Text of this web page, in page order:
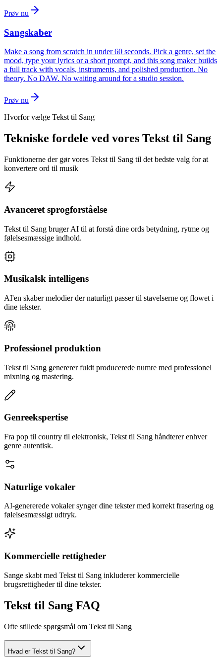
Prøv nu
Sangskaber
Make a song from scratch in under 60 seconds. Pick a genre, set the
mood, type your lyrics or a short prompt, and this song maker builds
a full track with vocals, instruments, and polished production. No
theory. No DAW. No waiting around for a studio session.
Prøv nu
Hvorfor vælge Tekst til Sang
Tekniske fordele ved vores Tekst til Sang
Funktionerne der gør vores Tekst til Sang til det bedste valg for at
konvertere ord til musik
Avanceret sprogforståelse
Tekst til Sang bruger AI til at forstå dine ords betydning, rytme og
følelsesmæssige indhold.
Musikalsk intelligens
AI'en skaber melodier der naturligt passer til stavelserne og flowet i
dine tekster.
Professionel produktion
Tekst til Sang genererer fuldt producerede numre med professionel
mixning og mastering.
Genreekspertise
Fra pop til country til elektronisk, Tekst til Sang håndterer enhver
genre autentisk.
Naturlige vokaler
AI-genererede vokaler synger dine tekster med korrekt frasering og
følelsesmæssigt udtryk.
Kommercielle rettigheder
Sange skabt med Tekst til Sang inkluderer kommercielle
brugsrettigheder til dine tekster.
Tekst til Sang FAQ
Ofte stillede spørgsmål om Tekst til Sang
Hvad er Tekst til Sang?